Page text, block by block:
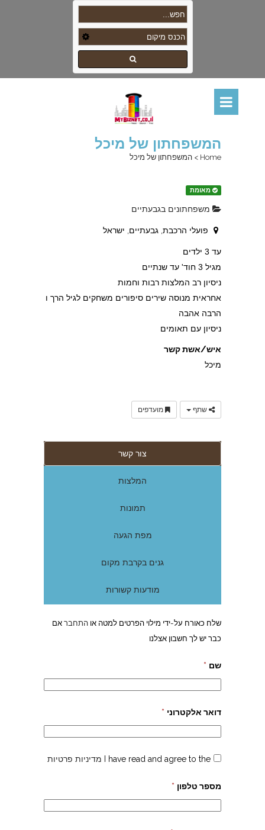
המשפחתון של מיכל
Home
> המשפחתון של מיכל
מאומת
משפחתונים בגבעתיים
פועלי הרכבת, גבעתיים, ישראל
עד 3 ילדים
מגיל 3 חוד' עד שנתיים
ניסיון רב המלצות רבות וחמות
אחראית מנוסה שירים סיפורים משחקים לגיל הרך ו
הרבה אהבה
ניסיון עם תאומים
איש/אשת קשר
מיכל
שתף מועדפים
צור קשר
המלצות
תמונות
מפת הגעה
גנים בקרבת מקום
מודעות קשורות
שלח כאורח על-ידי מילוי הפרטים למטה או התחבראם
כבר יש לך חשבון אצלנו
שם *
דואר אלקטרוני *
I have read and agree to the מדיניות פרטיות
מספר טלפון *